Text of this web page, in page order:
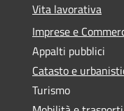
Vita lavorativa
Imprese e
Appalti pubblici
Catasto e
Turismo